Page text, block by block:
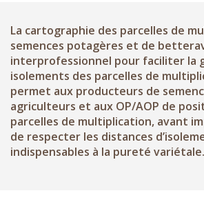
La cartographie des parcelles de
semences potagères et de
interprofessionnel pour faciliter la
isolements des parcelles de
permet aux producteurs de
agriculteurs et aux OP/AOP de
parcelles de multiplication, avant
de respecter les distances
indispensables à la pureté variétale.